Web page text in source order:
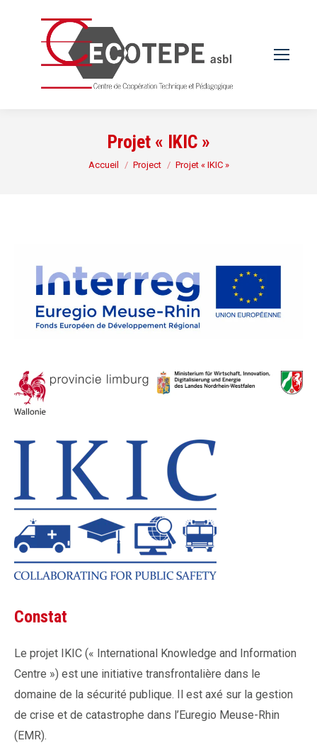
Projet « IKIC »
Vous êtes ici :
Accueil Project Projet « IKIC »
Constat
Le projet IKIC (« International Knowledge and Information
Centre ») est une initiative transfrontalière dans le
domaine de la sécurité publique. Il est axé sur la gestion
de crise et de catastrophe dans l’Euregio Meuse-Rhin
(EMR).